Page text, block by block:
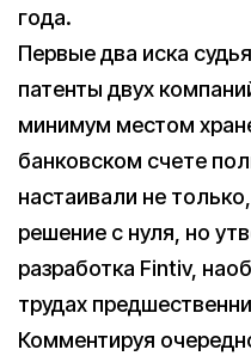
года.
Первые два иска
патенты двух
минимум местом
банковском счете
настаивали не
решение с нуля, но
разработка Fintiv,
трудах
Комментируя